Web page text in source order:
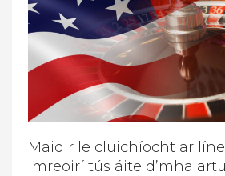
Maidir le cluichíocht ar
imreoirí tús áite